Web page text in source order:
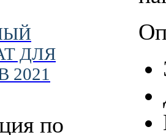
ДЛЯ
по